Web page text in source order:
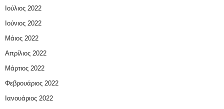
Ιούλιος 2022
Ιούνιος 2022
Μάιος 2022
Απρίλιος 2022
Μάρτιος 2022
Φεβρουάριος 2022
Ιανουάριος 2022